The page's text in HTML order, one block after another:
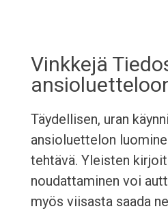
Vinkkejä
Täydellisen, uran
ansioluettelon
tehtävä. Yleisten
noudattaminen voi
myös viisasta saada